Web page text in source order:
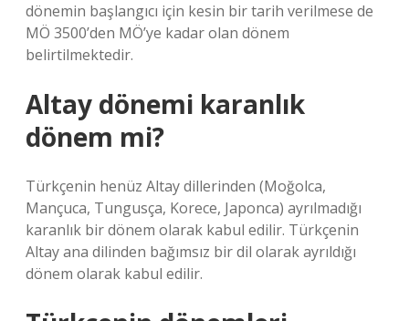
dönemin başlangıcı için kesin bir tarih verilmese de
MÖ 3500’den MÖ’ye kadar olan dönem
belirtilmektedir.
Altay dönemi karanlık
dönem mi?
Türkçenin henüz Altay dillerinden (Moğolca,
Mançuca, Tungusça, Korece, Japonca) ayrılmadığı
karanlık bir dönem olarak kabul edilir. Türkçenin
Altay ana dilinden bağımsız bir dil olarak ayrıldığı
dönem olarak kabul edilir.